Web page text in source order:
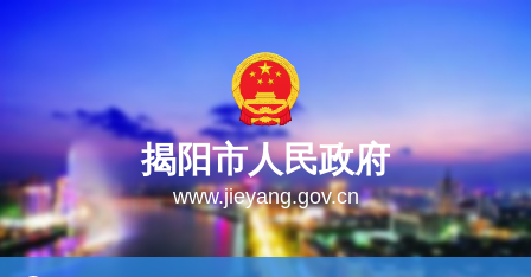
揭阳市人民政府
www.jieyang.gov.cn